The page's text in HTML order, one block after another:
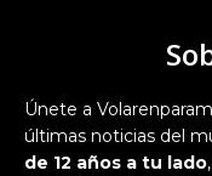
Únete a
últimas noticias del
de 12 años a tu lado